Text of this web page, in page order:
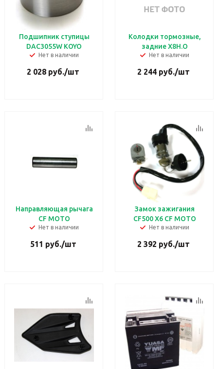
Подшипник ступицы
DAC3055W KOYO
Нет в наличии
2 028 руб./шт
Колодки тормозные,
задние Х8Н.О
Нет в наличии
2 244 руб./шт
Направляющая рычага
CF MOTO
Нет в наличии
511 руб./шт
Замок зажигания
CF500 X6 CF MOTO
Нет в наличии
2 392 руб./шт